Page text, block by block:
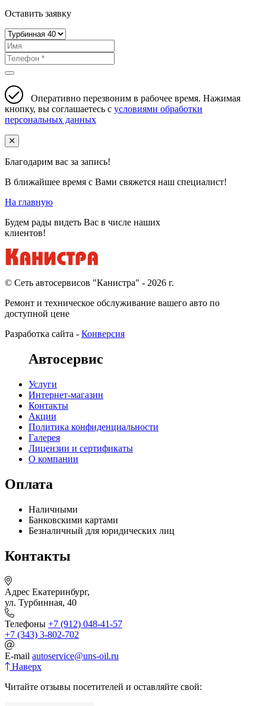
Оставить заявку
Оперативно перезвоним в рабочее время. Нажимая
кнопку, вы соглашаетесь с условиями обработки
персональных данных
Благодарим вас за запись!
В ближайшее время с Вами свяжется наш специалист!
На главную
Будем рады видеть Вас в числе наших
клиентов!
© Cеть автосервисов "Канистра" - 2026 г.
Ремонт и техническое обслуживание вашего авто по
доступной цене
Разработка сайта - Конверсия
Автосервис
Услуги
Интернет-магазин
Контакты
Акции
Политика конфиденциальности
Галерея
Лицензии и сертификаты
О компании
Оплата
Наличными
Банковскими картами
Безналичный для юридических лиц
Контакты
Адрес Екатеринбург,
ул. Турбинная, 40
Телефоны +7 (912) 048-41-57
+7 (343) 3-802-702
E-mail autoservice@uns-oil.ru
Наверх
Читайте отзывы посетителей и оставляйте свой: